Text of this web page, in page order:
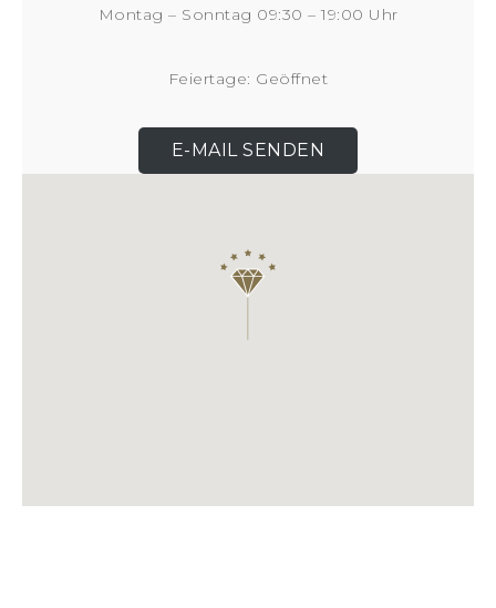
Montag – Sonntag 09:30 – 19:00 Uhr
Feiertage: Geöffnet
E-MAIL SENDEN